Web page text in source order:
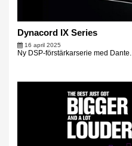
Dynacord IX Series
16 april 2025
Ny DSP-förstärkarserie med Dante.